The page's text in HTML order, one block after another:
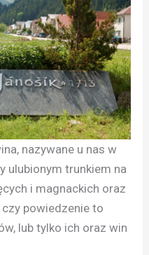
nazywane u nas w
ulubionym trunkiem na
i magnackich oraz
powiedzenie to
lub tylko ich oraz win